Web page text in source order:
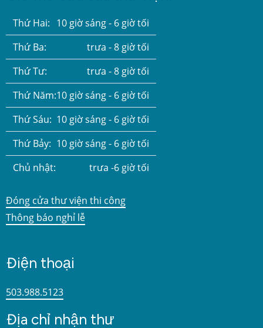
Thứ Hai: 10 giờ sáng - 6 giờ tối
Thứ Ba:
trưa - 8 giờ tối
Thứ Tư:
trưa - 8 giờ tối
Thứ Năm:10 giờ sáng - 6 giờ tối
Thứ Sáu: 10 giờ sáng - 6 giờ tối
Thứ Bảy: 10 giờ sáng - 6 giờ tối
Chủ nhật:
trưa -6 giờ tối
Đóng cửa thư viện thi công
Thông báo nghỉ lễ
Điện thoại
503.988.5123
Địa chỉ nhận thư